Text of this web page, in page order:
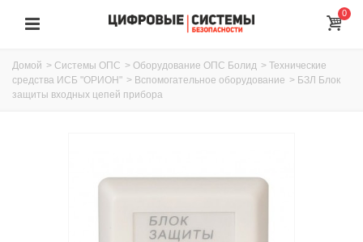
0
Домой > Системы ОПС > Оборудование ОПС Болид > Технические
средства ИСБ "ОРИОН" > Вспомогательное оборудование > БЗЛ Блок
защиты входных цепей прибора